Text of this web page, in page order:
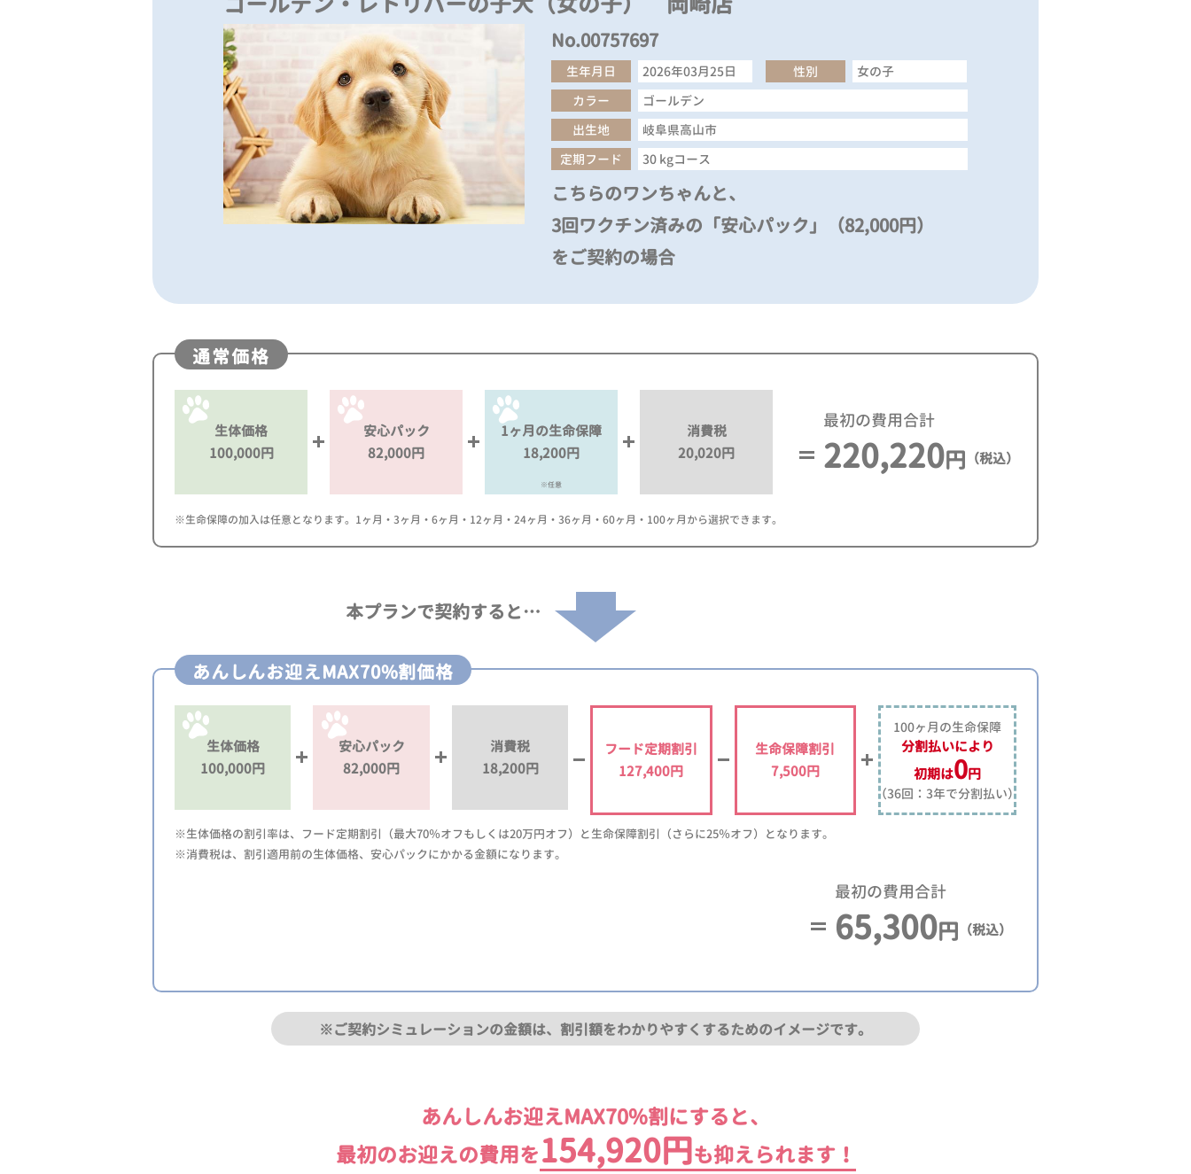
No.00757697
生年月日 2026年03月25日 性別
女の子
カラー
ゴールデン
出生地
岐阜県高山市
定期フード
30 kgコース
こちらのワンちゃんと、
3回ワクチン済みの「安心パック」（82,000円）
をご契約の場合
通常価格
生体価格
100,000円
安心パック
82,000円
1ヶ月の生命保障
18,200円
※任意
消費税
20,020円
最初の費用合計
220,220円 （税込）
※生命保障の加入は任意となります。1ヶ月・3ヶ月・6ヶ月・12ヶ月・24ヶ月・36ヶ月・60ヶ月・100ヶ月から選択できます。
本プランで契約すると…
あんしんお迎えMAX70%割価格
生体価格
100,000円
安心パック
82,000円
消費税
18,200円
フード定期割引
127,400円
生命保障割引
7,500円
100ヶ月の生命保障
分割払いにより
初期は0円
（36回：3年で分割払い）
※生体価格の割引率は、フード定期割引（最大70％オフもしくは20万円オフ）と生命保障割引（さらに25％オフ）となります。
※消費税は、割引適用前の生体価格、安心パックにかかる金額になります。
最初の費用合計
65,300円 （税込）
※ご契約シミュレーションの金額は、割引額をわかりやすくするためのイメージです。
あんしんお迎えMAX70%割にすると、
最初のお迎えの費用を154,920円も抑えられます！